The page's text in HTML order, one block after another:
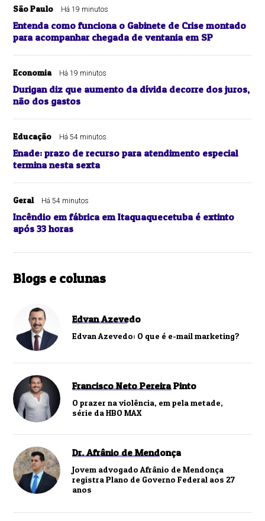
São Paulo Há 19 minutos
Entenda como funciona o Gabinete de Crise montado
para acompanhar chegada de ventania em SP
Economia Há 19 minutos
Durigan diz que aumento da dívida decorre dos juros,
não dos gastos
Educação Há 54 minutos
Enade: prazo de recurso para atendimento especial
termina nesta sexta
Geral Há 54 minutos
Incêndio em fábrica em Itaquaquecetuba é extinto
após 33 horas
Blogs e colunas
Edvan Azevedo
Edvan Azevedo: O que é e-mail marketing?
Francisco Neto Pereira Pinto
O prazer na violência, em pela metade,
série da HBO MAX
Dr. Afrânio de Mendonça
Jovem advogado Afrânio de Mendonça
registra Plano de Governo Federal aos 27
anos